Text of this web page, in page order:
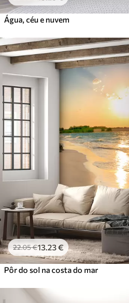
Água, céu e nuvem
22.05€13 .23€
Pôr do sol na costa do mar